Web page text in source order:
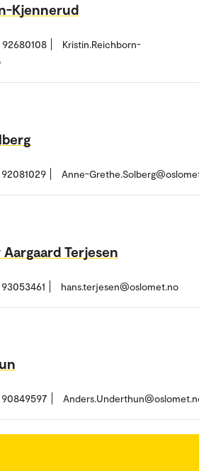
Kjennerud
Kristin.Reichborn-
Anne-
Terjesen
hans.terjesen@oslomet.no